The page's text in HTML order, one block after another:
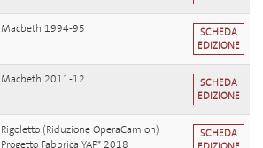
Macbeth 1994-95
SCHEDA
EDIZIONE
Macbeth 2011-12
SCHEDA
EDIZIONE
Rigoletto (Riduzione OperaCamion)
Progetto Fabbrica YAP* 2018
SCHEDA